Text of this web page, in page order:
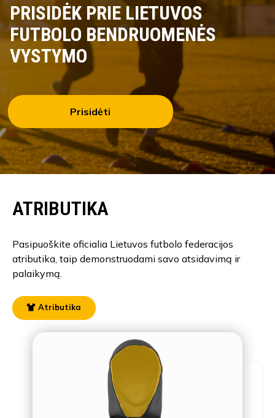
PRISIDĖK PRIE LIETUVOS
FUTBOLO BENDRUOMENĖS
VYSTYMO
Prisidėti
ATRIBUTIKA
Pasipuoškite oficialia Lietuvos futbolo federacijos
atributika, taip demonstruodami savo atsidavimą ir
palaikymą.
Atributika